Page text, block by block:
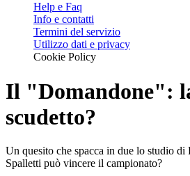
Help e Faq
Info e contatti
Termini del servizio
Utilizzo dati e privacy
Cookie Policy
Il "Domandone":
scudetto?
Un quesito che spacca in due lo studio di
Spalletti può vincere il campionato?